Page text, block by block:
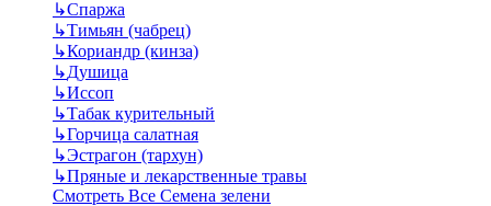
↳Спаржа
↳Тимьян (чабрец)
↳Кориандр (кинза)
↳Душица
↳Иссоп
↳Табак курительный
↳Горчица салатная
↳Эстрагон (тархун)
↳Пряные и лекарственные травы
Смотреть Все Семена зелени